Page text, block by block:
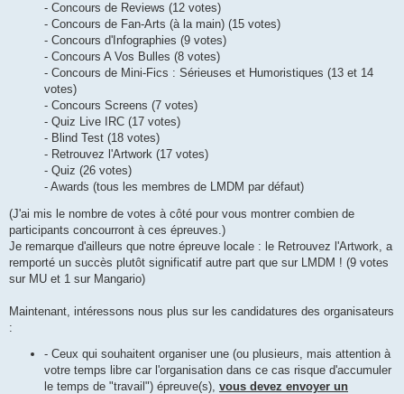
- Concours de Reviews (12 votes)
- Concours de Fan-Arts (à la main) (15 votes)
- Concours d'Infographies (9 votes)
- Concours A Vos Bulles (8 votes)
- Concours de Mini-Fics : Sérieuses et Humoristiques (13 et 14
votes)
- Concours Screens (7 votes)
- Quiz Live IRC (17 votes)
- Blind Test (18 votes)
- Retrouvez l'Artwork (17 votes)
- Quiz (26 votes)
- Awards (tous les membres de LMDM par défaut)
(J'ai mis le nombre de votes à côté pour vous montrer combien de
participants concourront à ces épreuves.)
Je remarque d'ailleurs que notre épreuve locale : le Retrouvez l'Artwork, a
remporté un succès plutôt significatif autre part que sur LMDM ! (9 votes
sur MU et 1 sur Mangario)
Maintenant, intéressons nous plus sur les candidatures des organisateurs
:
- Ceux qui souhaitent organiser une (ou plusieurs, mais attention à
votre temps libre car l'organisation dans ce cas risque d'accumuler
le temps de "travail") épreuve(s), vous devez envoyer un